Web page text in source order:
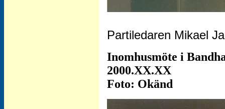
Partiledaren Mikael
Inomhusmöte i
2000.XX.XX
Foto: Okänd